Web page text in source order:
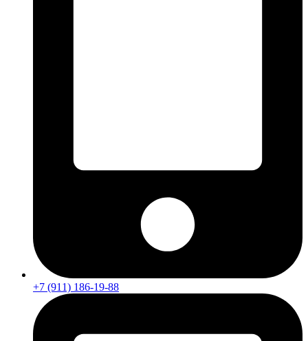
+7 (911) 186-19-88